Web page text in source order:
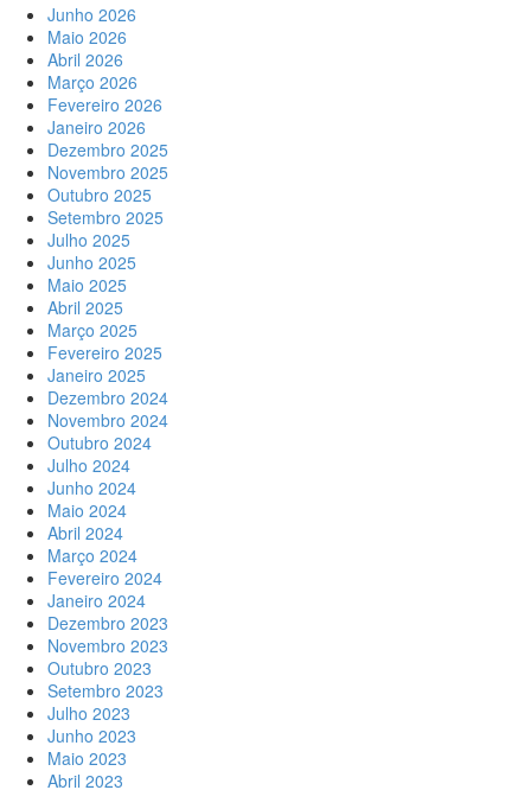
Junho 2026
Maio 2026
Abril 2026
Março 2026
Fevereiro 2026
Janeiro 2026
Dezembro 2025
Novembro 2025
Outubro 2025
Setembro 2025
Julho 2025
Junho 2025
Maio 2025
Abril 2025
Março 2025
Fevereiro 2025
Janeiro 2025
Dezembro 2024
Novembro 2024
Outubro 2024
Julho 2024
Junho 2024
Maio 2024
Abril 2024
Março 2024
Fevereiro 2024
Janeiro 2024
Dezembro 2023
Novembro 2023
Outubro 2023
Setembro 2023
Julho 2023
Junho 2023
Maio 2023
Abril 2023